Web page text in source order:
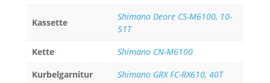
Kassette
Shimano Deore CS-M6100, 10-
51T
Kette
Shimano CN-M6100
Kurbelgarnitur
Shimano GRX FC-RX610, 40T